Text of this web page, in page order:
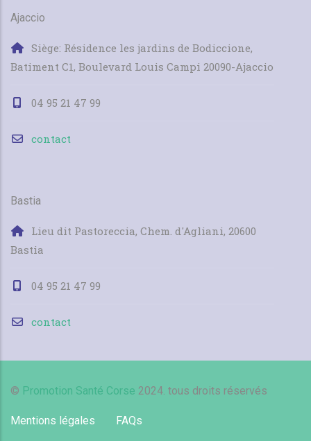
Ajaccio
Siège: Résidence les jardins de Bodiccione,
Batiment C1, Boulevard Louis Campi 20090-Ajaccio
04 95 21 47 99
contact
Bastia
Lieu dit Pastoreccia, Chem. d'Agliani, 20600
Bastia
04 95 21 47 99
contact
© Promotion Santé Corse 2024. tous droits réservés
Mentions légales FAQs